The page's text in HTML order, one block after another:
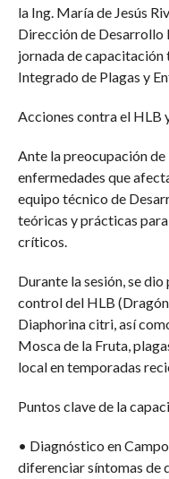
la Ing. María de Jesús
Dirección de Desarrollo
jornada de capacitación
Integrado de Plagas y
Acciones contra el HLB
Ante la preocupación
enfermedades que
equipo técnico de
teóricas y prácticas
críticos.
Durante la sesión, se
control del HLB
Diaphorina citri, así
Mosca de la Fruta,
local en temporadas
Puntos clave de la
• Diagnóstico en
diferenciar síntomas de